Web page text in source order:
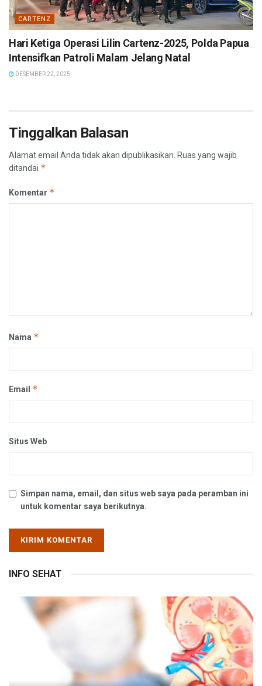
CARTENZ
Hari Ketiga Operasi Lilin Cartenz-2025, Polda Papua
Intensifkan Patroli Malam Jelang Natal
DESEMBER 22, 2025
Tinggalkan Balasan
Alamat email Anda tidak akan dipublikasikan. Ruas yang wajib
ditandai *
Komentar *
Nama *
Email *
Situs Web
Simpan nama, email, dan situs web saya pada peramban ini
untuk komentar saya berikutnya.
INFO SEHAT